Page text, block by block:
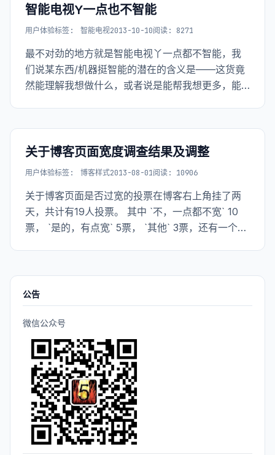
依然会出错，可能还是不专业...
智能电视Y一点也不智能
用户体验标签: 智能电视2013-10-10阅读: 8271
最不对劲的地方就是智能电视丫一点都不智能，我
们说某东西/机器挺智能的潜在的含义是——这货竟
然能理解我想做什么，或者说是能帮我想更多，能
关于博客页面宽度调查结果及调整
用户体验标签: 博客样式2013-08-01阅读: 10906
关于博客页面是否过宽的投票在博客右上角挂了两
天，共计有19人投票。 其中 `不，一点都不宽` 10
票， `是的，有点宽` 5票， `其他` 3票，还有一个废
公告
微信公众号